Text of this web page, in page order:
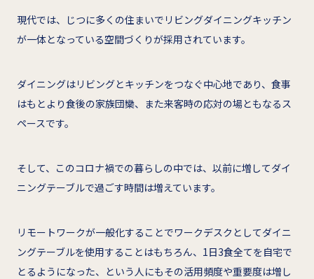
現代では、じつに多くの住まいでリビングダイニングキッチン
が一体となっている空間づくりが採用されています。
ダイニングはリビングとキッチンをつなぐ中心地であり、食事
はもとより食後の家族団欒、また来客時の応対の場ともなるス
ペースです。
そして、このコロナ禍での暮らしの中では、以前に増してダイ
ニングテーブルで過ごす時間は増えています。
リモートワークが一般化することでワークデスクとしてダイニ
ングテーブルを使用することはもちろん、1日3食全てを自宅で
とるようになった、という人にもその活用頻度や重要度は増し